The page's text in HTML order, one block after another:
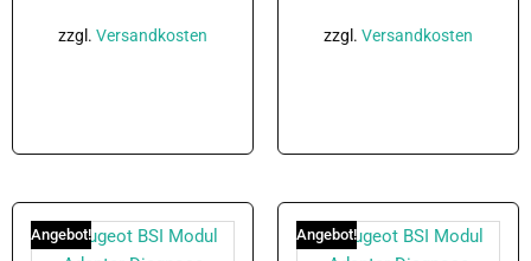
zzgl. Versandkosten zzgl. Versandkosten
Angebot! Angebot!